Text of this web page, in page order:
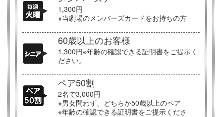
1,300円
※当劇場のメンバーズカードをお持ちの方
60歳以上のお客様
1,300円※年齢の確認できる証明書をご提示く
ださい。
ペア50割
2名で3,000円
※男女問わず、どちらか50歳以上のペア
※年齢の確認できる証明書をご提示くださ